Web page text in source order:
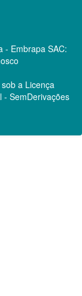
- Embrapa SAC:
a Licença
SemDerivações